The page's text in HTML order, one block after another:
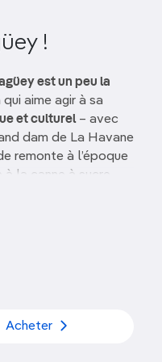
!
est un peu la
qui aime agir à sa
et culturel– avec
dam de La Havane
remonte à l’époque
la canne à sucre,
du travail
à l’abolition de ce
cubaines
et, au sud, un
. Elle est
archipels du pays :
Acheter